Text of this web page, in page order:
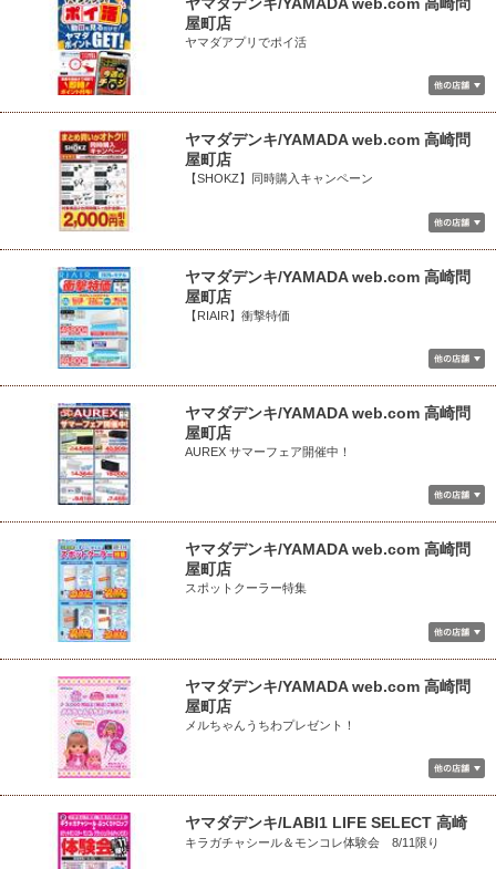
屋町店
ヤマダアプリでポイ活
ヤマダデンキ/YAMADA web.com 高崎問
屋町店
【SHOKZ】同時購入キャンペーン
ヤマダデンキ/YAMADA web.com 高崎問
屋町店
【RIAIR】衝撃特価
ヤマダデンキ/YAMADA web.com 高崎問
屋町店
AUREX サマーフェア開催中！
ヤマダデンキ/YAMADA web.com 高崎問
屋町店
スポットクーラー特集
ヤマダデンキ/YAMADA web.com 高崎問
屋町店
メルちゃんうちわプレゼント！
ヤマダデンキ/LABI1 LIFE SELECT 高崎
キラガチャシール＆モンコレ体験会 8/11限り